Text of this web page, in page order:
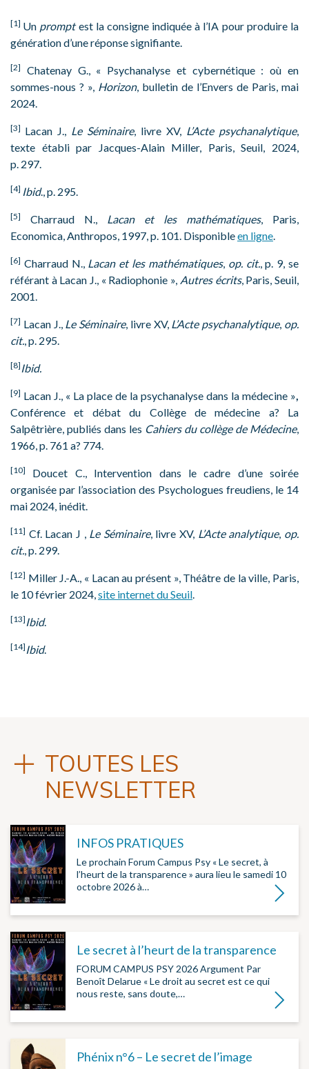
[1] Un promptest la consigne indiquée à l’IA pour produire la
génération d’une réponse signifiante.
[2]
Chatenay G., « Psychanalyse et cybernétique : où en
sommes-nous ? », Horizon, bulletin de l’Envers de Paris, mai
2024.
[3] Lacan J., Le Séminaire, livre XV, L’Acte psychanalytique,
texte établi par Jacques-Alain Miller, Paris, Seuil, 2024,
p. 297.
[4] Ibid., p. 295.
[5] Charraud N., Lacan et les mathématiques, Paris,
Economica, Anthropos, 1997, p. 101. Disponibleen ligne.
[6] Charraud N., Lacan et les mathématiques, op. cit., p. 9, se
référant à Lacan J., « Radiophonie », Autres écrits, Paris, Seuil,
2001.
[7] Lacan J., Le Séminaire, livre XV, L’Acte psychanalytique, op.
cit., p. 295.
[8] Ibid.
[9] Lacan J., « La place de la psychanalyse dans la médecine »,
Conférence et débat du Collège de médecine a? La
Salpêtrière, publiés dans les Cahiers du collège de Médecine,
1966, p. 761 a? 774.
[10]
Doucet C., Intervention dans le cadre d’une soirée
organisée par l’association des Psychologues freudiens, le 14
mai 2024, inédit.
[11] Cf. Lacan J , Le Séminaire, livre XV, L’Acte analytique, op.
cit., p. 299.
[12] Miller J.-A., « Lacan au présent », Théâtre de la ville, Paris,
le 10 février 2024,site internet du Seuil.
[13] Ibid.
[14] Ibid.
TOUTES LES
NEWSLETTER
INFOS PRATIQUES
Le prochain Forum Campus Psy « Le secret, à
l’heurt de la transparence » aura lieu le samedi 10
octobre 2026 à…
Lire la
Le secret à l’heurt de la transparence
FORUM CAMPUS PSY 2026 Argument Par
Benoît Delarue « Le droit au secret est ce qui
nous reste, sans doute,…
Lire la
Phénix n°6 – Le secret de l’image